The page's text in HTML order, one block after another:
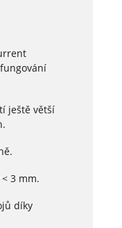
ještě větší
3 mm.
díky